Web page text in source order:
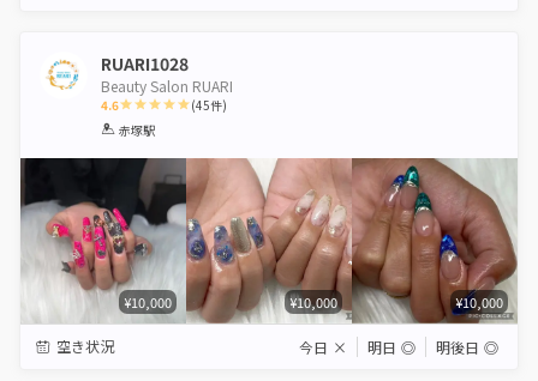
RUARI1028
Beauty Salon RUARI
4.6
1 2 3
(45件)
赤塚駅
¥10,000 ¥10,000 ¥10,000
空き状況 今日 × 明日 ◎ 明後日 ◎